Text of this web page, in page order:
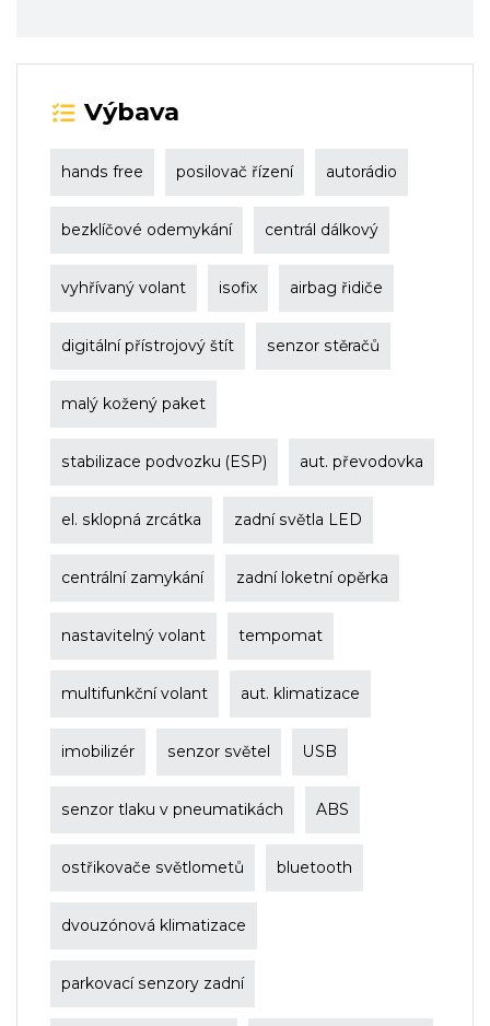
Výbava
hands free posilovač řízení autorádio
bezklíčové odemykání centrál dálkový
vyhřívaný volant isofix airbag řidiče
digitální přístrojový štít senzor stěračů
malý kožený paket
stabilizace podvozku (ESP) aut. převodovka
el. sklopná zrcátka zadní světla LED
centrální zamykání zadní loketní opěrka
nastavitelný volant tempomat
multifunkční volant aut. klimatizace
imobilizér senzor světel USB
senzor tlaku v pneumatikách ABS
ostřikovače světlometů bluetooth
dvouzónová klimatizace
parkovací senzory zadní